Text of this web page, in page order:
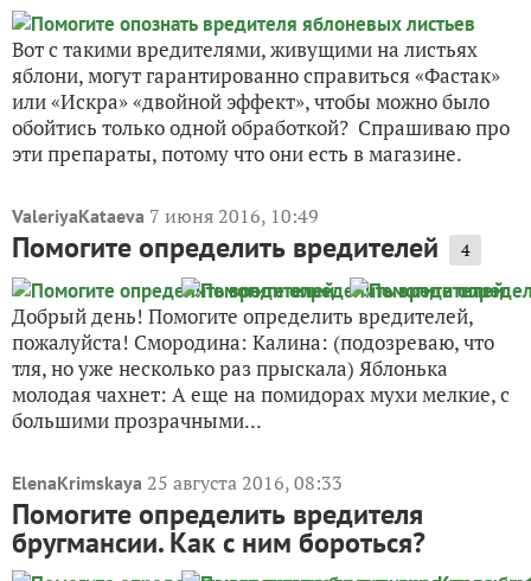
Вот с такими вредителями, живущими на листьях
яблони, могут гарантированно справиться «Фастак»
или «Искра» «двойной эффект», чтобы можно было
обойтись только одной обработкой? Спрашиваю про
эти препараты, потому что они есть в магазине.
ValeriyaKataeva 7 июня 2016, 10:49
Помогите определить вредителей 4
Добрый день! Помогите определить вредителей,
пожалуйста! Смородина: Калина: (подозреваю, что
тля, но уже несколько раз прыскала) Яблонька
молодая чахнет: А еще на помидорах мухи мелкие, с
большими прозрачными...
ElenaKrimskaya 25 августа 2016, 08:33
Помогите определить вредителя
бругмансии. Как с ним бороться?